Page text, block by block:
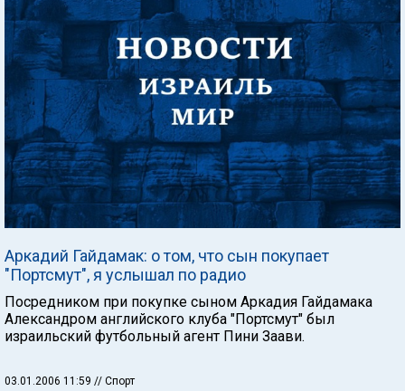
Аркадий Гайдамак: о том, что сын покупает
"Портсмут", я услышал по радио
Посредником при покупке сыном Аркадия Гайдамака
Александром английского клуба "Портсмут" был
израильский футбольный агент Пини Заави.
03.01.2006 11:59 // Спорт